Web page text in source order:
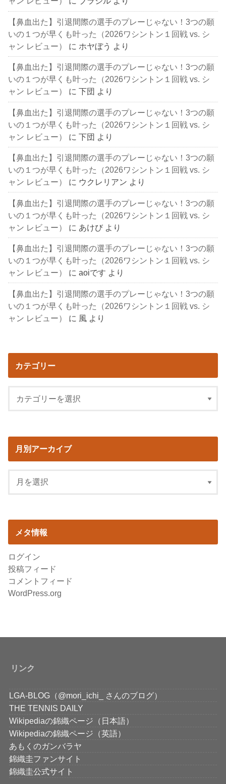
【鼻血出た】引退間際の選手のプレーじゃない！3つの願
いの１つが早くも叶った（2026ワシントン１回戦 vs. シ
ャン レビュー）
に ホヤぼう より
【鼻血出た】引退間際の選手のプレーじゃない！3つの願
いの１つが早くも叶った（2026ワシントン１回戦 vs. シ
ャン レビュー）
に下団 より
【鼻血出た】引退間際の選手のプレーじゃない！3つの願
いの１つが早くも叶った（2026ワシントン１回戦 vs. シ
ャン レビュー）
に下団 より
【鼻血出た】引退間際の選手のプレーじゃない！3つの願
いの１つが早くも叶った（2026ワシントン１回戦 vs. シ
ャン レビュー）
に ウクレリアン より
【鼻血出た】引退間際の選手のプレーじゃない！3つの願
いの１つが早くも叶った（2026ワシントン１回戦 vs. シ
ャン レビュー）
に あけび より
【鼻血出た】引退間際の選手のプレーじゃない！3つの願
いの１つが早くも叶った（2026ワシントン１回戦 vs. シ
ャン レビュー）
にaoiです より
【鼻血出た】引退間際の選手のプレーじゃない！3つの願
いの１つが早くも叶った（2026ワシントン１回戦 vs. シ
ャン レビュー）
に 風 より
カテゴリー
月別アーカイブ
メタ情報
ログイン
投稿フィード
コメントフィード
WordPress.org
リンク
LGA-BLOG（@mori_ichi_ さんのブログ）
THE TENNIS DAILY
Wikipediaの錦織ページ（日本語）
Wikipediaの錦織ページ（英語）
あもくのガンバラヤ
錦織圭ファンサイト
錦織圭公式サイト